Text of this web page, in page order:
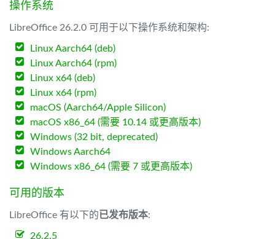
操作系统
LibreOffice 26.2.0 可用于以下操作系统和架构:
Linux Aarch64 (deb)
Linux Aarch64 (rpm)
Linux x64 (deb)
Linux x64 (rpm)
macOS (Aarch64/Apple Silicon)
macOS x86_64 (需要 10.14 或更高版本)
Windows (32 bit, deprecated)
Windows Aarch64
Windows x86_64 (需要 7 或更高版本)
可用的版本
LibreOffice 有以下的已发布版本:
26.2.5